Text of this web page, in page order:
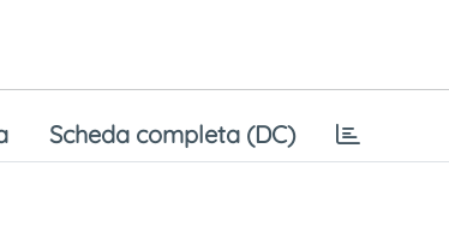
Scheda completa (DC)